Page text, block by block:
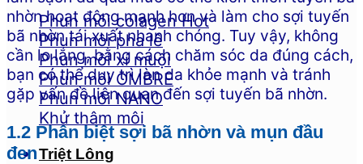
Phun môi colagen
Phun môi pha lê
Phun môi xí muội
Phun môi OMBRE
Phun môi NANO
Khử thâm môi
Triệt Lông
nhờn hoạt động mạnh hơn và làm cho sợi tuyến
bã nhờn tái xuất nhanh chóng. Tuy vậy, không
cần lo lắng, bằng cách chăm sóc da đúng cách,
bạn có thể duy trì làn da khỏe mạnh và tránh
gặp vấn đề liên quan đến sợi tuyến bã nhờn.
1.2 Phân biệt sợi bã nhờn và mụn đầu
đen